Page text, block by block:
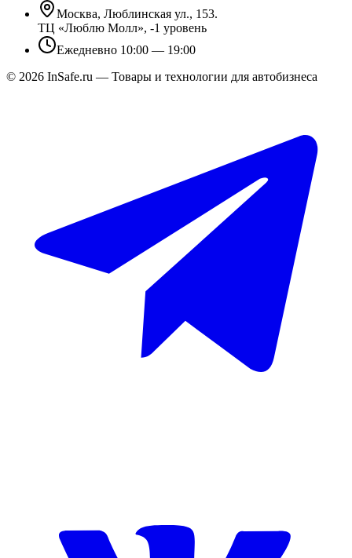
Москва, Люблинская ул., 153.
ТЦ «Люблю Молл», -1 уровень
Ежедневно 10:00 — 19:00
© 2026 InSafe.ru — Товары и технологии для автобизнеса